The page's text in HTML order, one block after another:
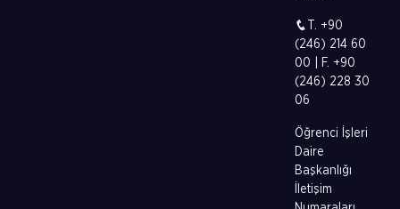
T. +90
(246) 214 60
00 | F. +90
(246) 228 30
06
Öğrenci İşleri
Daire
Başkanlığı
İletişim